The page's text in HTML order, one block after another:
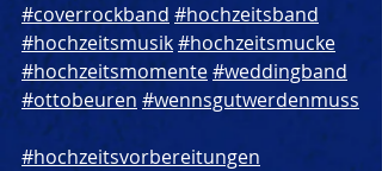
#coverrockband #hochzeitsband
#hochzeitsmusik#hochzeitsmucke
#hochzeitsmomente#weddingband
#ottobeuren #wennsgutwerdenmuss
#hochzeitsvorbereitungen